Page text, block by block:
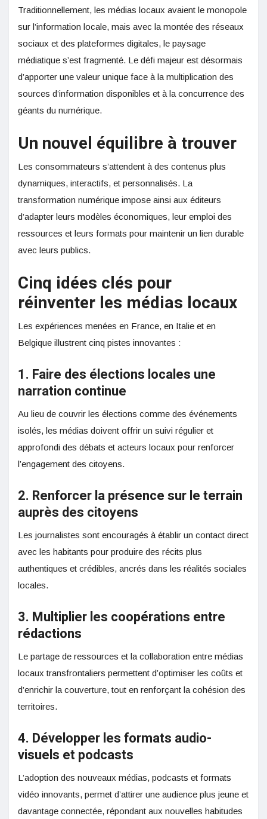
Traditionnellement, les médias locaux avaient le monopole
sur l’information locale, mais avec la montée des réseaux
sociaux et des plateformes digitales, le paysage
médiatique s’est fragmenté. Le défi majeur est désormais
d’apporter une valeur unique face à la multiplication des
sources d’information disponibles et à la concurrence des
géants du numérique.
Un nouvel équilibre à trouver
Les consommateurs s’attendent à des contenus plus
dynamiques, interactifs, et personnalisés. La
transformation numérique impose ainsi aux éditeurs
d’adapter leurs modèles économiques, leur emploi des
ressources et leurs formats pour maintenir un lien durable
avec leurs publics.
Cinq idées clés pour
réinventer les médias locaux
Les expériences menées en France, en Italie et en
Belgique illustrent cinq pistes innovantes :
1. Faire des élections locales une
narration continue
Au lieu de couvrir les élections comme des événements
isolés, les médias doivent offrir un suivi régulier et
approfondi des débats et acteurs locaux pour renforcer
l’engagement des citoyens.
2. Renforcer la présence sur le terrain
auprès des citoyens
Les journalistes sont encouragés à établir un contact direct
avec les habitants pour produire des récits plus
authentiques et crédibles, ancrés dans les réalités sociales
locales.
3. Multiplier les coopérations entre
rédactions
Le partage de ressources et la collaboration entre médias
locaux transfrontaliers permettent d’optimiser les coûts et
d’enrichir la couverture, tout en renforçant la cohésion des
territoires.
4. Développer les formats audio-
visuels et podcasts
L’adoption des nouveaux médias, podcasts et formats
vidéo innovants, permet d’attirer une audience plus jeune et
davantage connectée, répondant aux nouvelles habitudes